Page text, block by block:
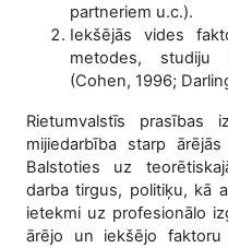
partneriem u.c.).
Iekšējās vides
metodes, studiju
(Cohen, 1996;
Rietumvalstīs prasības
mijiedarbība starp
Balstoties uz
darba tirgus, politiķu, kā
ietekmi uz profesionālo
ārējo un iekšējo faktoru